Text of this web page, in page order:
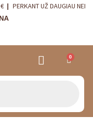
| PERKANT UŽ DAUGIAU NEI
0